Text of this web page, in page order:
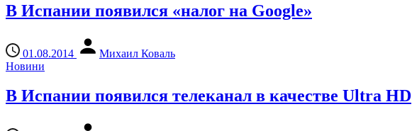
В Испании появился «налог на Google»
01.08.2014
Михаил Коваль
Новини
В Испании появился телеканал в качестве Ultra HD